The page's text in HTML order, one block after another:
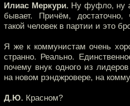
Илиас Меркури. Ну фуфло, ну
бывает. Причём,
такой человек в партии и это
Я же к коммунистам очень
странно. Реально.
почему внук одного из
на новом рэнджровере, на
Д.Ю. Красном?